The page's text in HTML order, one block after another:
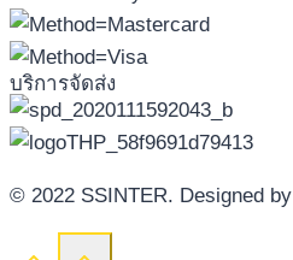
บริการจัดส่ง
© 2022 SSINTER. Designed by